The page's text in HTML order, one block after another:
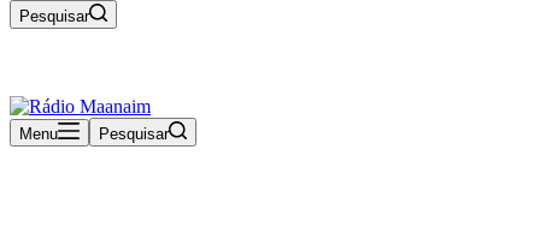
Pesquisar
Menu
Pesquisar